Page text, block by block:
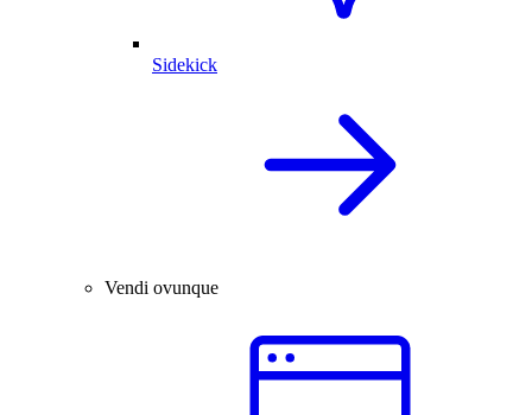
Sidekick
Vendi ovunque